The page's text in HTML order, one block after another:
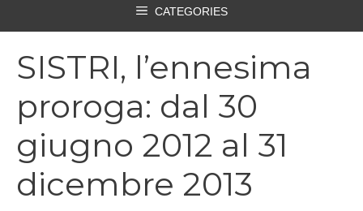
CATEGORIES
SISTRI, l’ennesima
proroga: dal 30
giugno 2012 al 31
dicembre 2013